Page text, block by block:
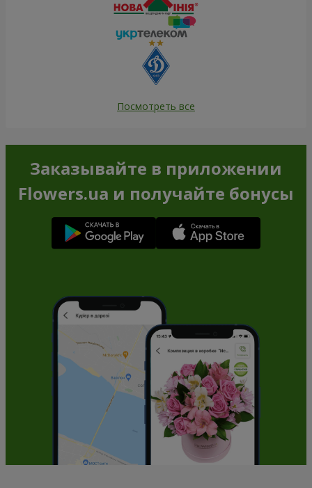
Посмотреть все
Заказывайте в приложении
Flowers.ua и получайте бонусы